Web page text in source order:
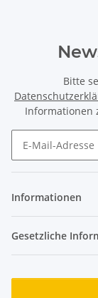
Bitte
Informationen
Informationen
Gesetzliche